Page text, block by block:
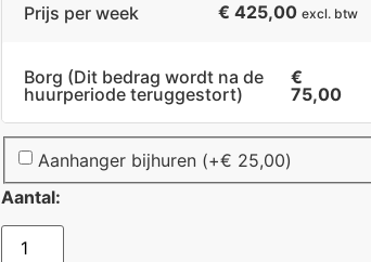
Prijs per week € 425,00 excl. btw
Borg (Dit bedrag wordt na de
huurperiode teruggestort)
€
75,00
Aanhanger bijhuren (+€ 25,00)
Aantal: